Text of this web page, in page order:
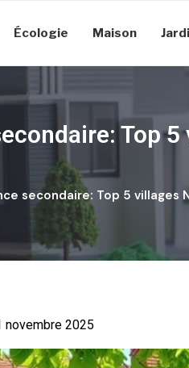
Écologie Maison
Top
secondaire: Top 5
novembre 2025